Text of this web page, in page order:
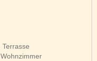
Terrasse
Wohnzimmer